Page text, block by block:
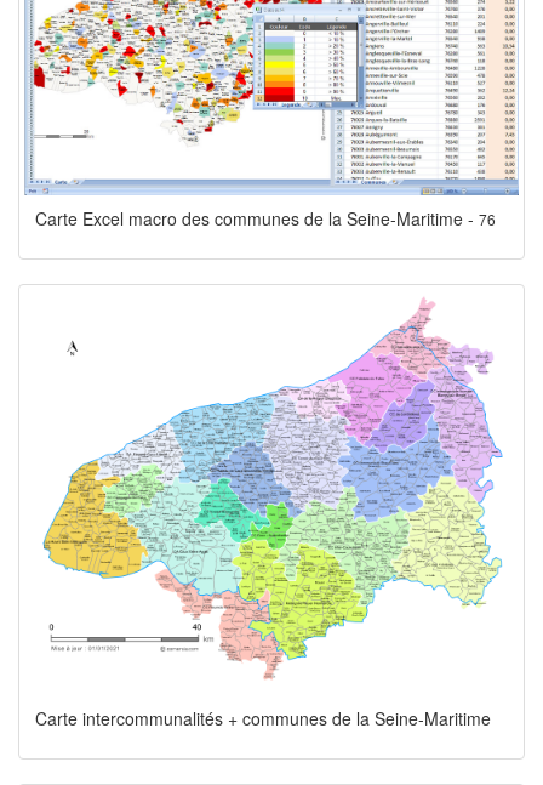
Carte Excel macro des communes de la Seine-Maritime - 76
Carte intercommunalités + communes de la Seine-Maritime